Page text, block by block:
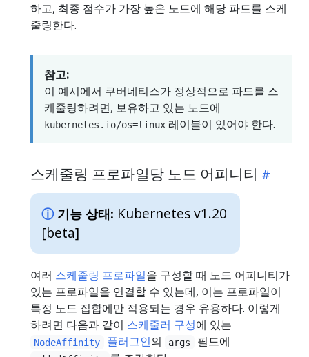
하고, 최종 점수가 가장 높은 노드에 해당 파드를 스케
줄링한다.
참고:
이 예시에서 쿠버네티스가 정상적으로 파드를 스
케줄링하려면, 보유하고 있는 노드에
kubernetes.io/os=linux 레이블이 있어야 한다.
스케줄링 프로파일당 노드 어피니티
기능 상태: Kubernetes v1.20
[beta]
여러 스케줄링 프로파일을 구성할 때 노드 어피니티가
있는 프로파일을 연결할 수 있는데, 이는 프로파일이
특정 노드 집합에만 적용되는 경우 유용하다. 이렇게
하려면 다음과 같이 스케줄러 구성에 있는
NodeAffinity 플러그인의 args 필드에